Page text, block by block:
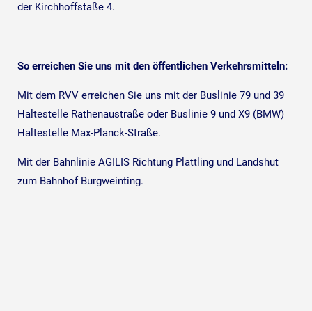
der Kirchhoffstaße 4.
So erreichen Sie uns mit den öffentlichen Verkehrsmitteln:
Mit dem RVV erreichen Sie uns mit der Buslinie 79 und 39
Haltestelle Rathenaustraße oder Buslinie 9 und X9 (BMW)
Haltestelle Max-Planck-Straße.
Mit der Bahnlinie AGILIS Richtung Plattling und Landshut
zum Bahnhof Burgweinting.